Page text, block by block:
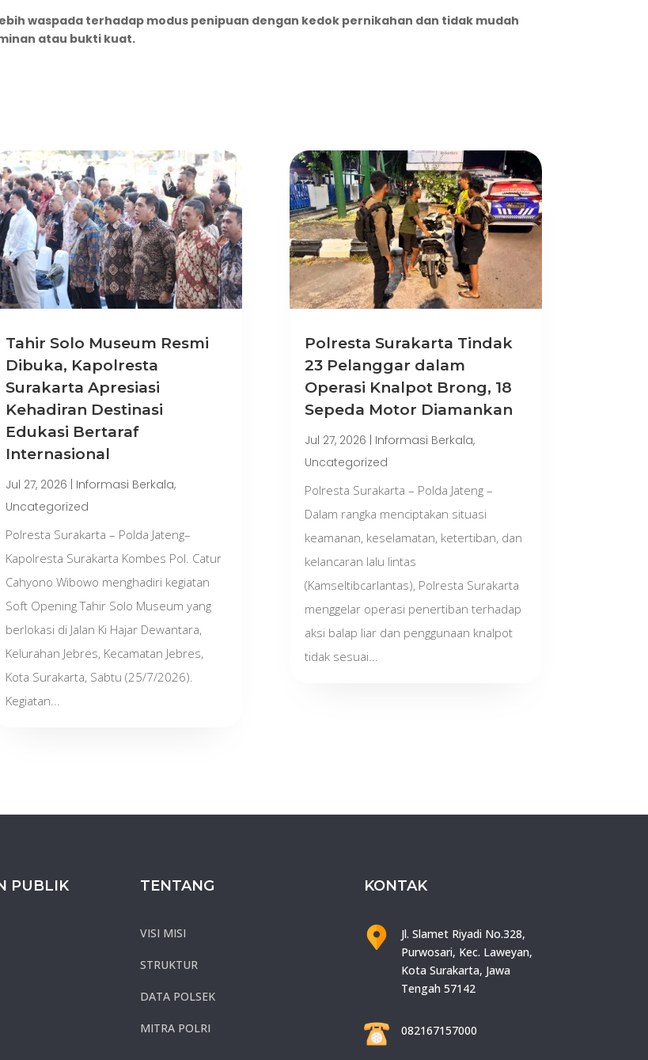
waspada terhadap modus penipuan dengan kedok pernikahan dan tidak mudah
atau bukti kuat.
Tahir Solo Museum Resmi
Dibuka, Kapolresta
Surakarta Apresiasi
Kehadiran Destinasi
Edukasi Bertaraf
Internasional
Jul 27, 2026 | Informasi Berkala,
Uncategorized
Polresta Surakarta – Polda Jateng–
Kapolresta Surakarta Kombes Pol. Catur
Cahyono Wibowo menghadiri kegiatan
Soft Opening Tahir Solo Museum yang
berlokasi di Jalan Ki Hajar Dewantara,
Kelurahan Jebres, Kecamatan Jebres,
Kota Surakarta, Sabtu (25/7/2026).
Kegiatan...
Polresta Surakarta Tindak
23 Pelanggar dalam
Operasi Knalpot Brong, 18
Sepeda Motor Diamankan
Jul 27, 2026 | Informasi Berkala,
Uncategorized
Polresta Surakarta – Polda Jateng –
Dalam rangka menciptakan situasi
keamanan, keselamatan, ketertiban, dan
kelancaran lalu lintas
(Kamseltibcarlantas), Polresta Surakarta
menggelar operasi penertiban terhadap
aksi balap liar dan penggunaan knalpot
tidak sesuai...
PUBLIK TENTANG
VISI MISI
STRUKTUR
DATA POLSEK
MITRA POLRI
KONTAK
Jl. Slamet Riyadi No.328,
Purwosari, Kec. Laweyan,
Kota Surakarta, Jawa
Tengah 57142
082167157000